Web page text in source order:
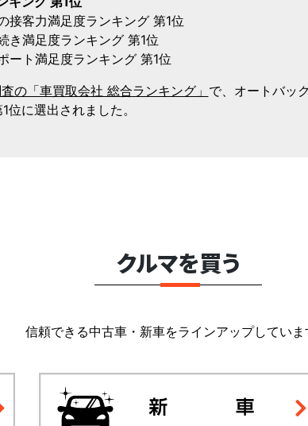
客力満足度ランキング 第1位
き満足度ランキング 第1位
ト満足度ランキング 第1位
の「車買取会社 総合ランキング」 で、オートバッ
に選出されました。
クルマを買う
信頼できる中古車・新車をラインアップしていま